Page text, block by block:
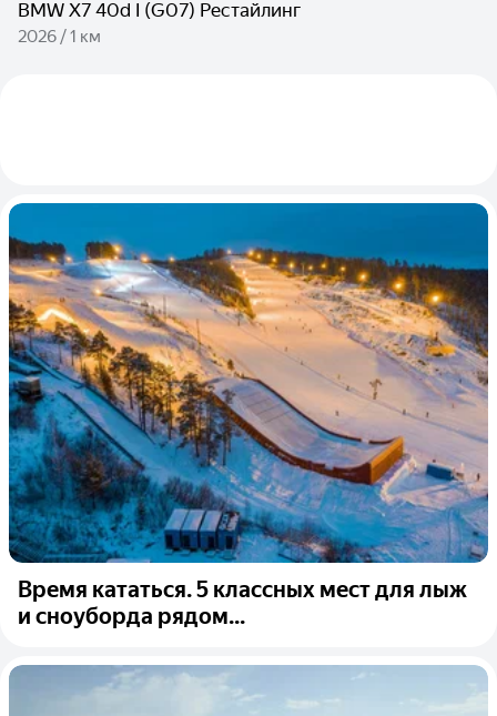
BMW X7 40d I (G07) Рестайлинг
2026 / 1 км
Время кататься. 5 классных мест для лыж
и сноуборда рядом...